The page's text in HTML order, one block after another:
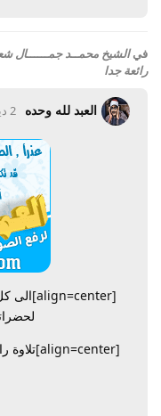
في
رائعة جدا
العبد لله وحده 2 ديسمبر 2009
[align=center]
الى
[align=center]
تلاوة